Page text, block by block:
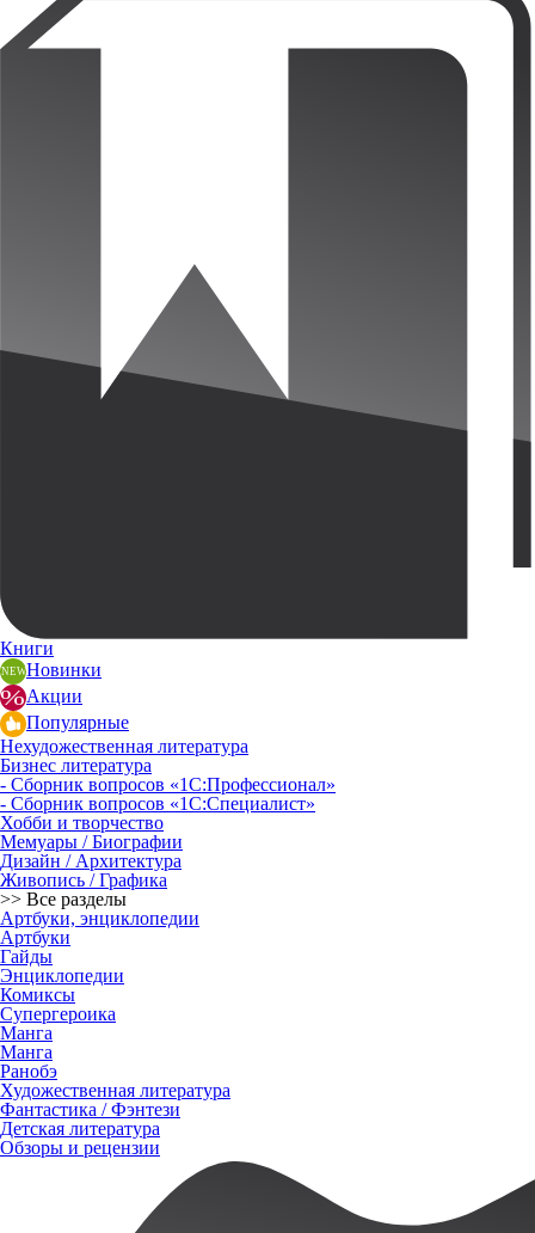
Книги
Новинки
Акции
Популярные
Нехудожественная литература
Бизнес литература
- Сборник вопросов «1С:Профессионал»
- Сборник вопросов «1С:Специалист»
Хобби и творчество
Мемуары / Биографии
Дизайн / Архитектура
Живопись / Графика
>> Все разделы
Артбуки, энциклопедии
Артбуки
Гайды
Энциклопедии
Комиксы
Супергероика
Манга
Манга
Ранобэ
Художественная литература
Фантастика / Фэнтези
Детская литература
Обзоры и рецензии